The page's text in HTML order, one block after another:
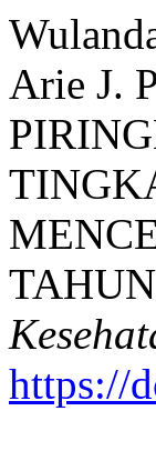
Arie J.
https://